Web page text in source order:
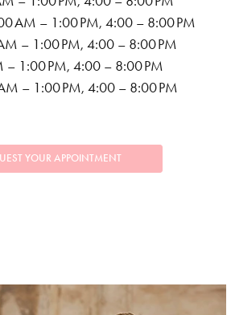
AM – 1:00 PM, 4:00 – 8:00 PM
– 1:00 PM, 4:00 – 8:00 PM
– 1:00 PM, 4:00 – 8:00 PM
– 1:00 PM, 4:00 – 8:00 PM
YOUR APPOINTMENT